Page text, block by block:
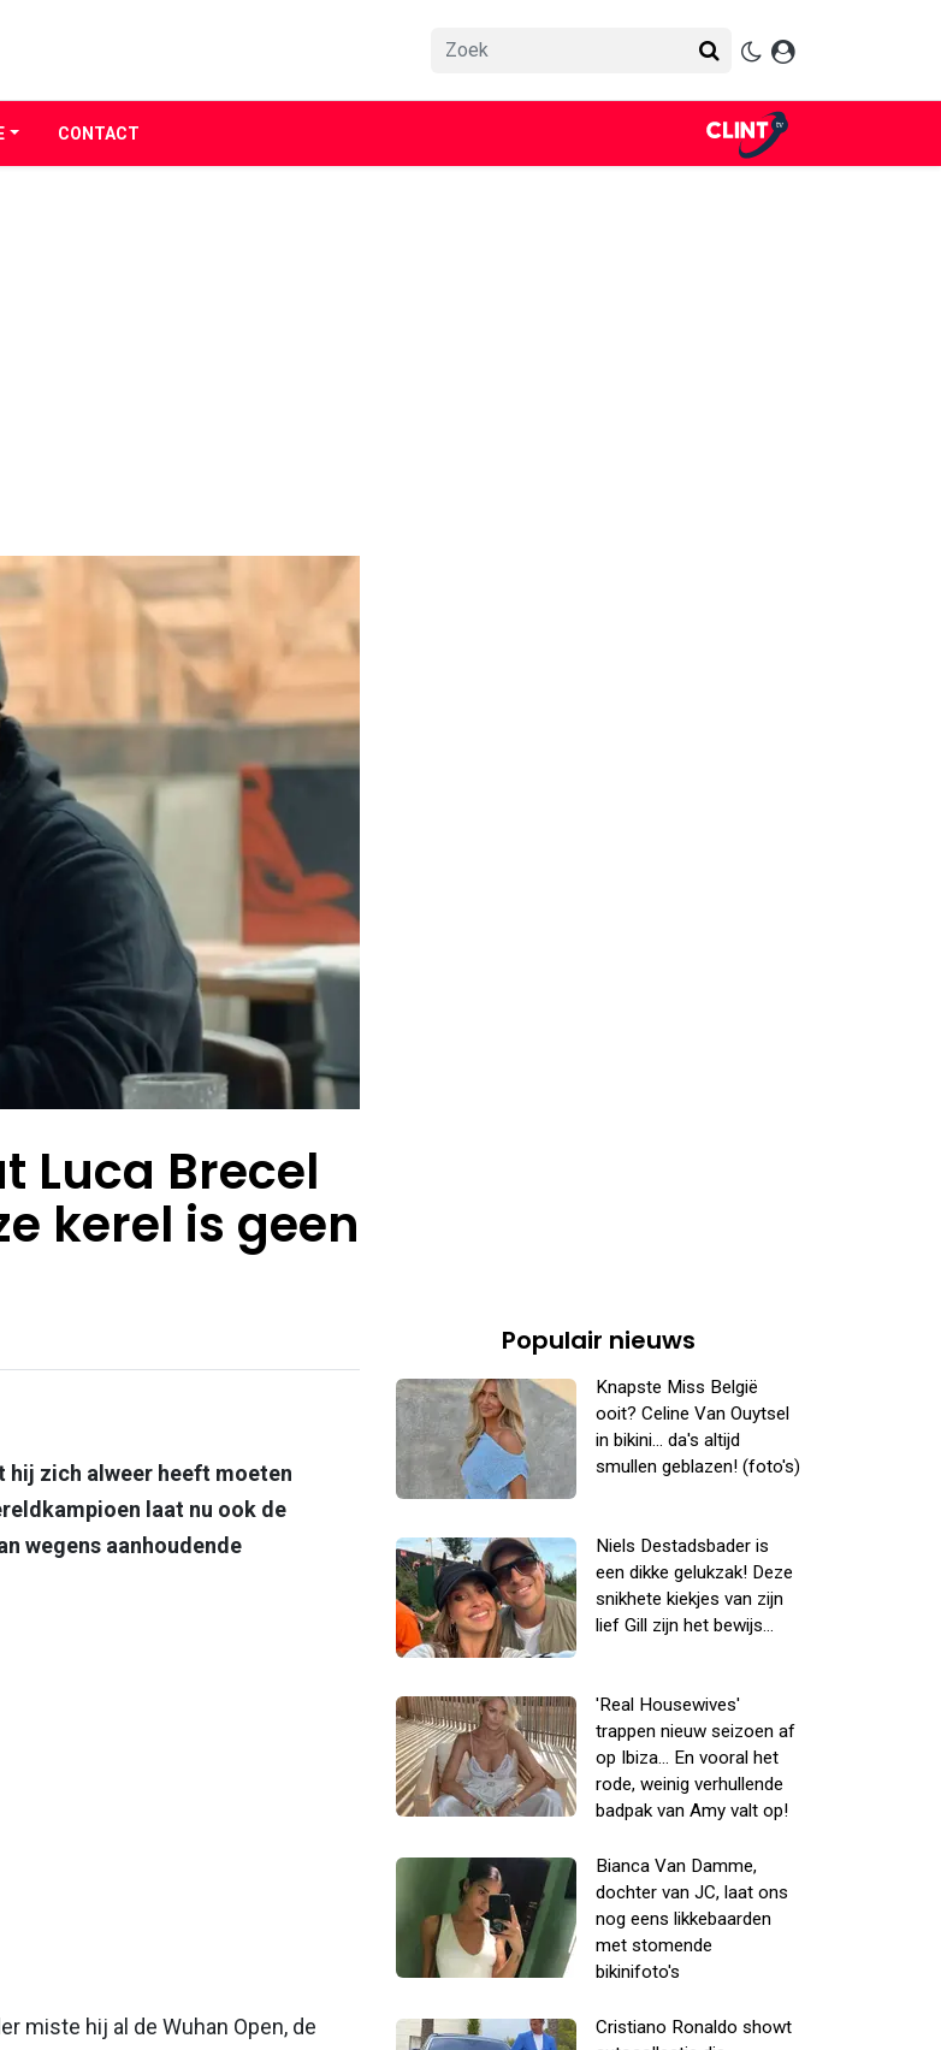
CONTACT
Luca Brecel
kerel is geen
hij zich alweer heeft moeten
laat nu ook de
wegens aanhoudende
miste hij al de Wuhan Open, de
Populair nieuws
Knapste Miss België
ooit? Celine Van Ouytsel
in bikini... da's altijd
smullen geblazen! (foto's)
Niels Destadsbader is
een dikke gelukzak! Deze
snikhete kiekjes van zijn
lief Gill zijn het bewijs...
'Real Housewives'
trappen nieuw seizoen af
op Ibiza... En vooral het
rode, weinig verhullende
badpak van Amy valt op!
Bianca Van Damme,
dochter van JC, laat ons
nog eens likkebaarden
met stomende
bikinifoto's
Cristiano Ronaldo showt